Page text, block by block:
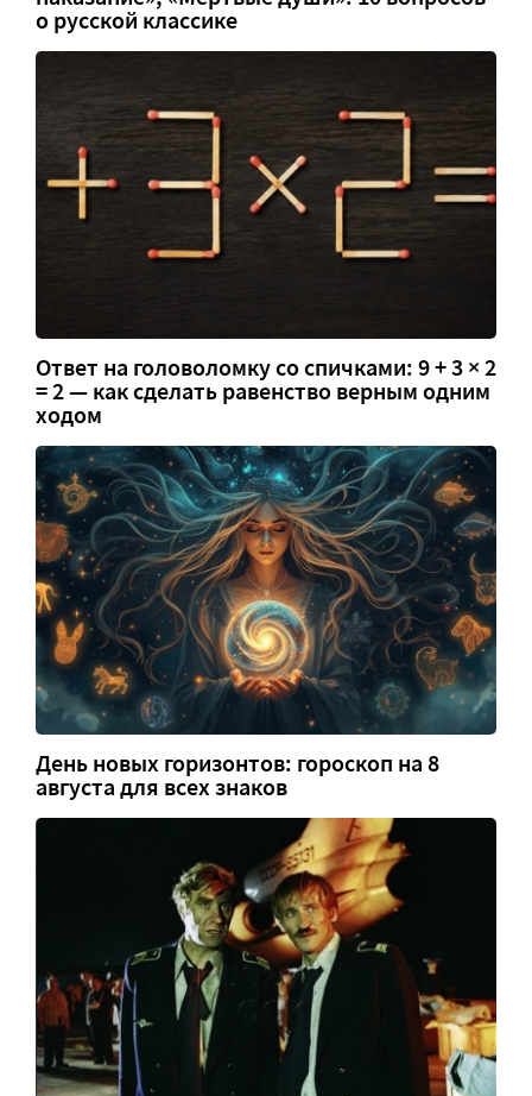
о русской классике
Ответ на головоломку со спичками: 9 + 3 × 2
= 2 — как сделать равенство верным одним
ходом
День новых горизонтов: гороскоп на 8
августа для всех знаков